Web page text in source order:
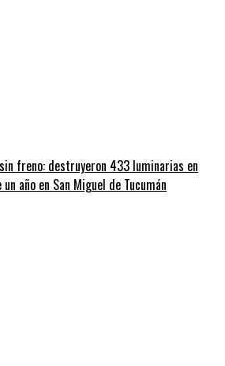
freno: destruyeron 433 luminarias en
año en San Miguel de Tucumán